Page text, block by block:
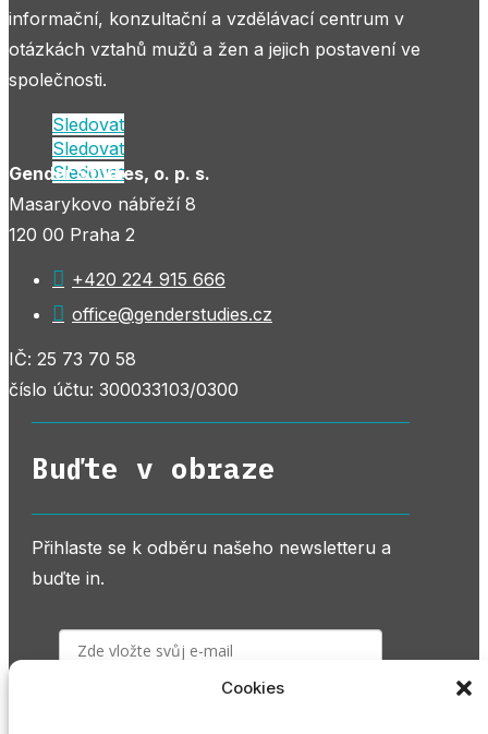
Cookies
informační, konzultační a vzdělávací centrum v
otázkách vztahů mužů a žen a jejich postavení ve
společnosti.
Sledovat
Sledovat
Sledovat
Gender Studies, o. p. s.
Masarykovo nábřeží 8
120 00 Praha 2
 +420 224 915 666
 office@genderstudies.cz
IČ: 25 73 70 58
číslo účtu: 300033103/0300
Buďte v obraze
Přihlaste se k odběru našeho newsletteru a
buďte in.